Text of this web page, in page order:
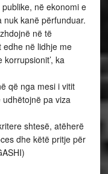
në ekonomi e
kanë përfunduar.
në të
në lidhje me
ka
që nga mesi i vitit
pa viza
shtesë, atëherë
dhe këtë pritje për